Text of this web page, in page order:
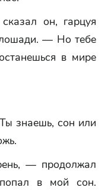
он, гарцуя
лошади. — Но тебе
в мире
знаешь, сон или
— продолжал
в мой сон.